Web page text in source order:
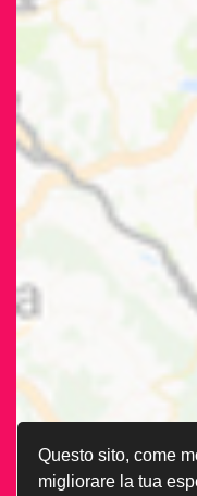
Questo sito, come
migliorare la tua